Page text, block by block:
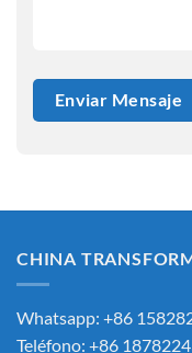
CHINA
Whatsapp: +86
Teléfono: +86